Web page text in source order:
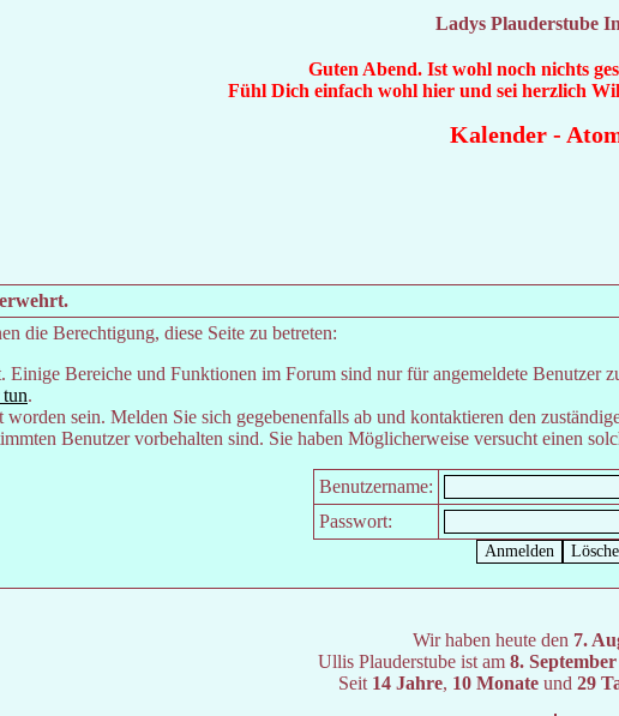
Ladys Plauderstube
Guten Abend. Ist wohl noch nichts
Fühl Dich einfach wohl hier und sei herzlich
Kalender -
die Berechtigung, diese Seite zu betreten:
Einige Bereiche und Funktionen im Forum sind nur für angemeldete
.
sein. Melden Sie sich gegebenenfalls ab und kontaktieren den
Benutzer vorbehalten sind. Sie haben Möglicherweise versucht einen
Benutzername:
Passwort:
Wir haben heute den 7.
Ullis Plauderstube ist am 8. September
Seit 14 Jahre, 10 Monate und 29